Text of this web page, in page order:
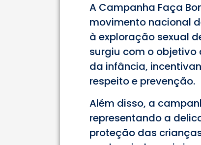
A Campanha Faça
movimento nacional
à exploração sexual
surgiu com o
da infância,
respeito e prevenção.
Além disso, a
representando a
proteção das